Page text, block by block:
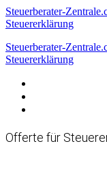
Steuerberater-
Steuererklärung
Steuerberater-
Steuererklärung
Offerte für